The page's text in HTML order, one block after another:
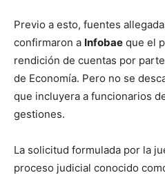
Previo a esto, fuentes
confirmaron a Infobae que el
rendición de cuentas por
de Economía. Pero no se
que incluyera a funcionarios
gestiones.
La solicitud formulada por la
proceso judicial conocido